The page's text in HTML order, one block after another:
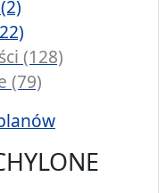
(128)
(79)